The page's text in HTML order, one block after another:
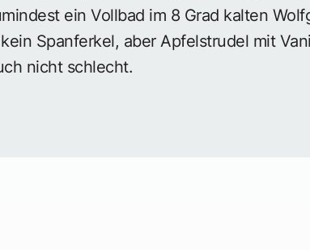
ein Vollbad im 8 Grad kalten
Spanferkel, aber Apfelstrudel mit
nicht schlecht.